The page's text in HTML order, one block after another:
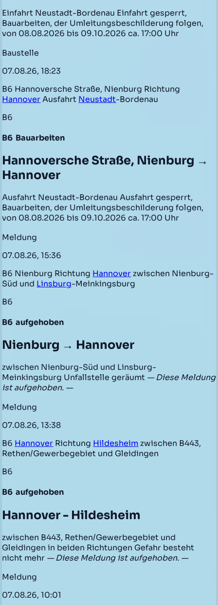
Einfahrt Neustadt-Bordenau Einfahrt gesperrt,
Bauarbeiten, der Umleitungsbeschilderung folgen,
von 08.08.2026 bis 09.10.2026 ca. 17:00 Uhr
Baustelle
07.08.26, 18:23
B6 Hannoversche Straße, Nienburg Richtung
HannoverAusfahrt Neustadt-Bordenau
B6
B6 Bauarbeiten
Hannoversche Straße, Nienburg →
Hannover
Ausfahrt Neustadt-Bordenau Ausfahrt gesperrt,
Bauarbeiten, der Umleitungsbeschilderung folgen,
von 08.08.2026 bis 09.10.2026 ca. 17:00 Uhr
Meldung
07.08.26, 15:36
B6 Nienburg Richtung Hannover zwischen Nienburg-
Süd und Linsburg-Meinkingsburg
B6
B6 aufgehoben
Nienburg → Hannover
zwischen Nienburg-Süd und Linsburg-
Meinkingsburg Unfallstelle geräumt — Diese Meldung
ist aufgehoben. —
Meldung
07.08.26, 13:38
B6 Hannover Richtung Hildesheim zwischen B443,
Rethen/Gewerbegebiet und Gleidingen
B6
B6 aufgehoben
Hannover - Hildesheim
zwischen B443, Rethen/Gewerbegebiet und
Gleidingen in beiden Richtungen Gefahr besteht
nicht mehr — Diese Meldung ist aufgehoben. —
Meldung
07.08.26, 10:01